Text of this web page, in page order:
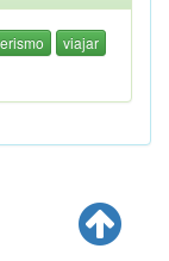
viajar